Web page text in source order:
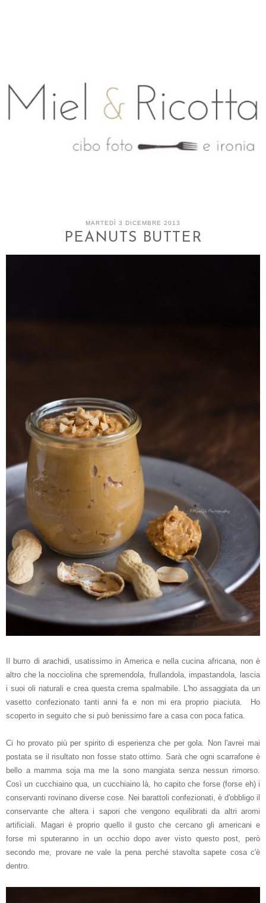
MARTEDÌ 3 DICEMBRE 2013
PEANUTS BUTTER
Il burro di arachidi, usatissimo in America e nella cucina africana, non è
altro che la nocciolina che spremendola, frullandola, impastandola, lascia
i suoi oli naturali e crea questa crema spalmabile. L'ho assaggiata da un
vasetto confezionato tanti anni fa e non mi era proprio piaciuta. Ho
scoperto in seguito che si può benissimo fare a casa con poca fatica.
Ci ho provato più per spirito di esperienza che per gola. Non l'avrei mai
postata se il risultato non fosse stato ottimo. Sarà che ogni scarrafone è
bello a mamma soja ma me la sono mangiata senza nessun rimorso.
Così un cucchiaino qua, un cucchiaino là, ho capito che forse (forse eh) i
conservanti rovinano diverse cose. Nei barattoli confezionati, è d'obbligo il
conservante che altera i sapori che vengono equilibrati da altri aromi
artificiali. Magari è proprio quello il gusto che cercano gli americani e
forse mi sputeranno in un occhio dopo aver visto questo post, però
secondo me, provare ne vale la pena perché stavolta sapete cosa c'è
dentro.